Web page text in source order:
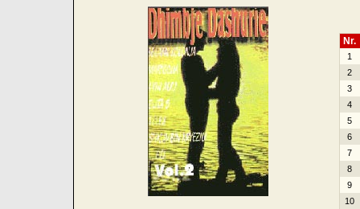
Nr.
1
2
3
4
5
6
7
8
9
10